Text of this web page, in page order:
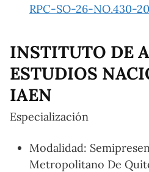
RPC-SO-26-NO.430-
INSTITUTO DE
ESTUDIOS
IAEN
Especialización
Modalidad:
Metropolitano De